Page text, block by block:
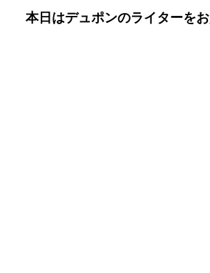
本日はデュポンのライターを